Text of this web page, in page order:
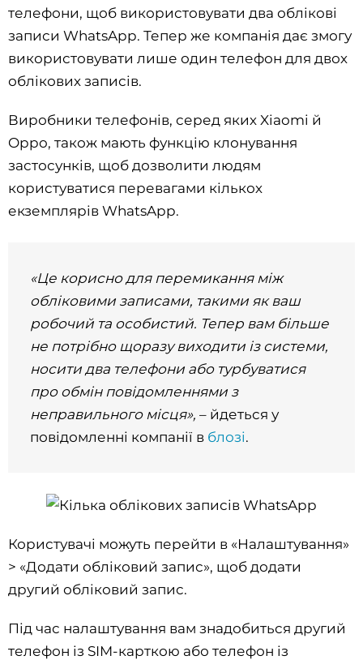
телефони, щоб використовувати два облікові
записи WhatsApp. Тепер же компанія дає змогу
використовувати лише один телефон для двох
облікових записів.
Виробники телефонів, серед яких Xiaomi й
Oppo, також мають функцію клонування
застосунків, щоб дозволити людям
користуватися перевагами кількох
екземплярів WhatsApp.
«Це корисно для перемикання між
обліковими записами, такими як ваш
робочий та особистий. Тепер вам більше
не потрібно щоразу виходити із системи,
носити два телефони або турбуватися
про обмін повідомленнями з
неправильного місця», – йдеться у
повідомленні компанії в блозі.
Користувачі можуть перейти в «Налаштування»
> «Додати обліковий запис», щоб додати
другий обліковий запис.
Під час налаштування вам знадобиться другий
телефон із SIM-карткою або телефон із